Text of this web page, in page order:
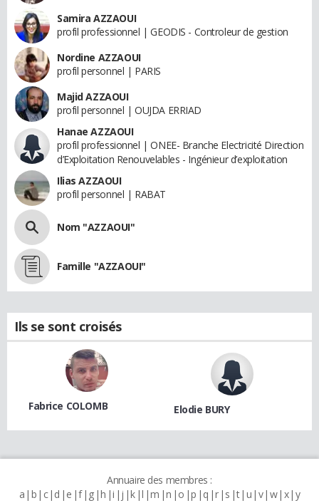
Samira AZZAOUI
profil professionnel | GEODIS - Controleur de gestion
Nordine AZZAOUI
profil personnel | PARIS
Majid AZZAOUI
profil personnel | OUJDA ERRIAD
Hanae AZZAOUI
profil professionnel | ONEE- Branche Electricité Direction
d’Exploitation Renouvelables - Ingénieur d’exploitation
Ilias AZZAOUI
profil personnel | RABAT
Nom "AZZAOUI"
Famille "AZZAOUI"
Ils se sont croisés
Fabrice COLOMB Elodie BURY
Annuaire des membres :
a b c d e f g h i j k l m n o p q r s t u v w x y